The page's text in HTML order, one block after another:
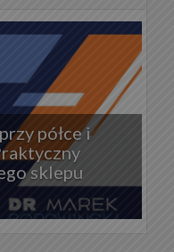
półce i
sklepu